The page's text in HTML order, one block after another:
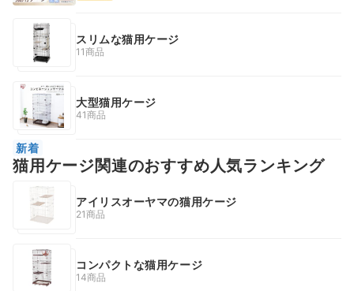
スリムな猫用ケージ
11商品
大型猫用ケージ
41商品
新着
猫用ケージ関連のおすすめ人気ランキング
アイリスオーヤマの猫用ケージ
21商品
コンパクトな猫用ケージ
14商品